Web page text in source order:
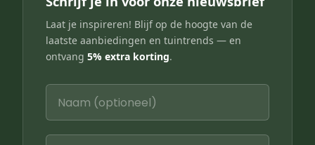
Laat je inspireren! Blijf op de hoogte van de
laatste aanbiedingen en tuintrends — en
ontvang 5% extra korting.